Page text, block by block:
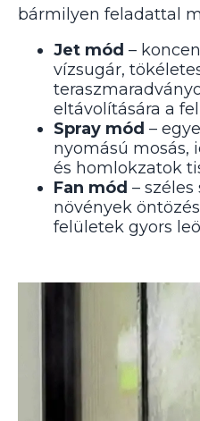
bármilyen feladattal
Jet mód –
vízsugár,
eltávolítására a
Spray mód –
nyomású mosás,
és homlokzatok
Fan mód – széles
növények
felületek gyors